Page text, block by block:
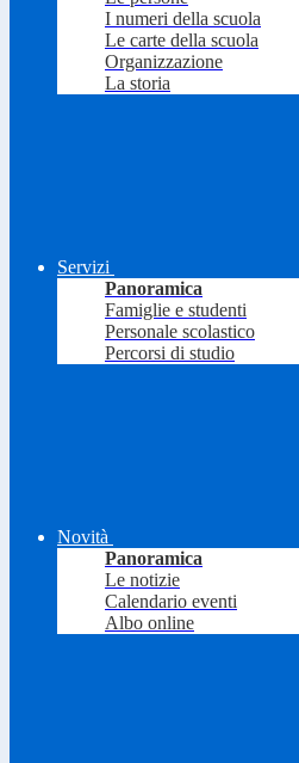
I numeri della scuola
Le carte della scuola
Organizzazione
La storia
Servizi
Panoramica
Famiglie e studenti
Personale scolastico
Percorsi di studio
Novità
Panoramica
Le notizie
Calendario eventi
Albo online